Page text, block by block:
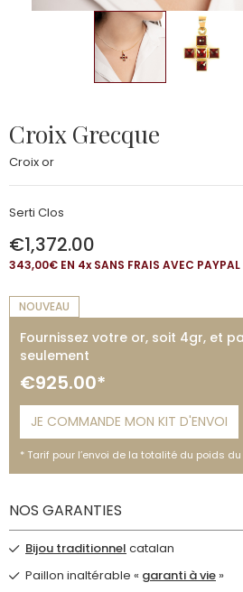
Croix Grecque
Croix or
Serti Clos
€1,372.00
343,00€ EN 4xSANS FRAIS AVEC PAYPAL
NOUVEAU
Fournissez votre or, soit 4gr, et
seulement
€925.00*
Tarif pour l’envoi de la totalité du poids du
JE COMMANDE MON KIT D'ENVOI
NOS GARANTIES
Bijou traditionnel catalan
Paillon inaltérable « garanti à vie »